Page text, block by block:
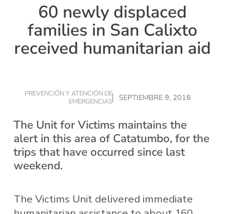
60 newly displaced
families in San Calixto
received humanitarian aid
PREVENCIÓN Y ATENCIÓN DE
EMERGENCIAS
SEPTIEMBRE 9, 2018
The Unit for Victims maintains the
alert in this area of Catatumbo, for the
trips that have occurred since last
weekend.
The Victims Unit delivered immediate